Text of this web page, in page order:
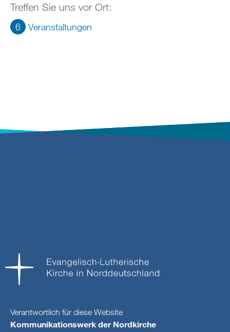
Treffen Sie uns vor Ort:
6 Veranstaltungen
Verantwortlich für diese Website
Kommunikationswerk der Nordkirche